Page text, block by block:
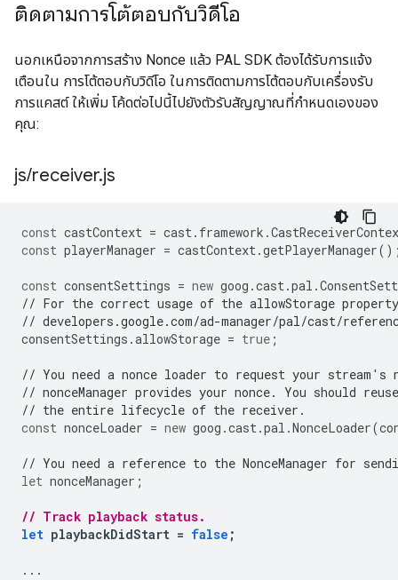
ติดตามการโต้ตอบกับวิดีโอ
นอกเหนือจากการสร้าง Nonce แล้ว PAL SDK ต้องได้รับการแจ้ง
เตือนใน การโต้ตอบกับวิดีโอ ในการติดตามการโต้ตอบกับเครื่องรับ
การแคสต์ ให้เพิ่ม โค้ดต่อไปนี้ไปยังตัวรับสัญญาณที่กำหนดเองของ
คุณ:
js/receiver.js
const castContext = cast. framework .
const playerManager = castContext.getPlayerManager
const consentSettings = new goog .cast.pal .
// For the correct usage of the allowStorage
// developers.google.com/ad-manager/pal/cast/
consentSettings .allowStorage = true ;
// You need a nonce loader to request your stream's
// nonceManager provides your nonce. You should
// the entire lifecycle of the receiver.
const nonceLoader = new goog .cast.pal .NonceLoader(
// You need a reference to the NonceManager for
let nonceManager ;
// Track playback status.
let playbackDidStart = false ;
...